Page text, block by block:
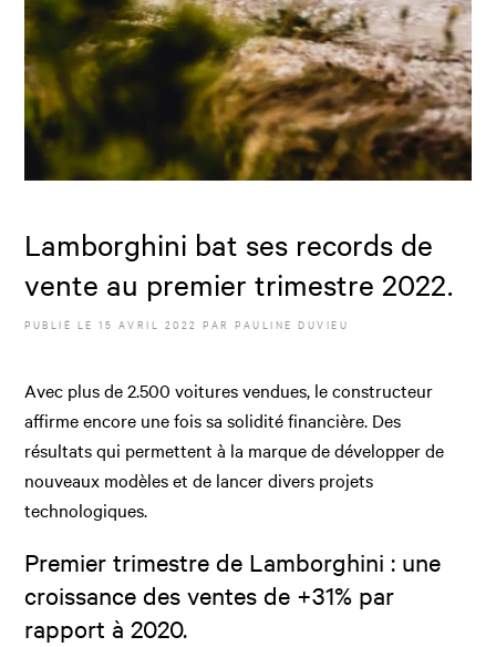
Lamborghini bat ses records de
vente au premier trimestre 2022.
PUBLIÉ LE15 AVRIL 2022 PARPAULINE DUVIEU
Avec plus de 2.500 voitures vendues, le constructeur
affirme encore une fois sa solidité financière. Des
résultats qui permettent à la marque de développer de
nouveaux modèles et de lancer divers projets
technologiques.
Premier trimestre de Lamborghini : une
croissance des ventes de +31% par
rapport à 2020.